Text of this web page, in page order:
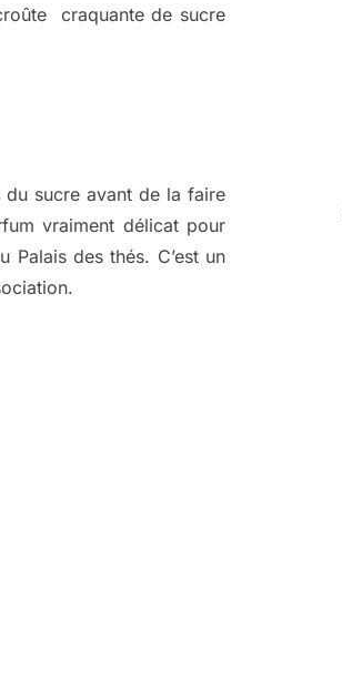
craquante de sucre
du sucre avant de la faire
vraiment délicat pour
Palais des thés. C’est un